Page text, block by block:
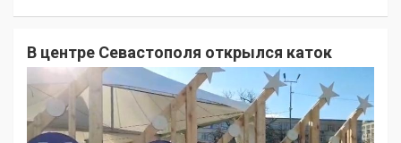
В центре Севастополя открылся каток